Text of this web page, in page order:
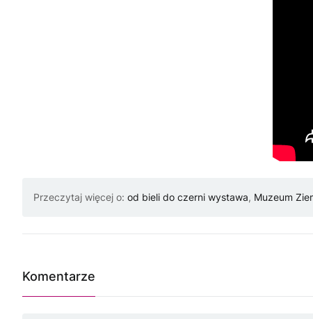
Przeczytaj więcej o: od bieli do czerni wystawa, Muzeum
Komentarze